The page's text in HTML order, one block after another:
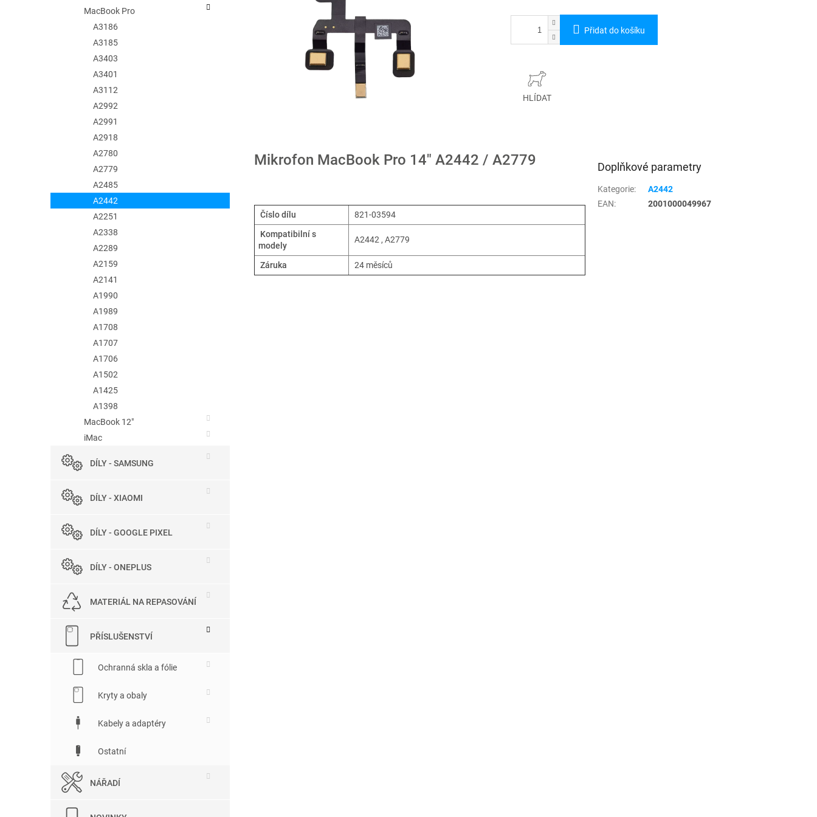
MacBook Pro
A3186
A3185
A3403
A3401
A3112
A2992
A2991
A2918
A2780
A2779
A2485
A2442
A2251
A2338
A2289
A2159
A2141
A1990
A1989
A1708
A1707
A1706
A1502
A1425
A1398
MacBook 12"
iMac
DÍLY - SAMSUNG
DÍLY - XIAOMI
DÍLY - GOOGLE PIXEL
DÍLY - ONEPLUS
MATERIÁL NA REPASOVÁNÍ
PŘÍSLUŠENSTVÍ
Ochranná skla a fólie
Kryty a obaly
Kabely a adaptéry
Ostatní
NÁŘADÍ
Přidat do košíku
HLÍDAT
Mikrofon MacBook Pro 14" A2442 / A2779
Číslo dílu
821-03594
Kompatibilní s
modely
A2442 , A2779
Záruka 24 měsíců
Doplňkové parametry
Kategorie:
A2442
EAN: 2001000049967